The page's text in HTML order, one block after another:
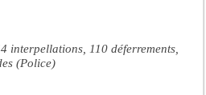
interpellations, 110 déferrements,
(Police)